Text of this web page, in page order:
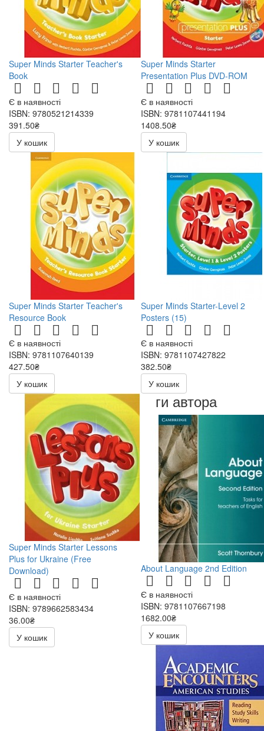
Super Minds Starter Teacher's
Book
Є в наявності
ISBN: 9780521214339
391.50₴
783.00₴
У кошик
Super Minds Starter
Presentation Plus DVD-ROM
Є в наявності
ISBN: 9781107441194
1408.50₴
2817.00₴
У кошик
Super Minds Starter Teacher's
Resource Book
Є в наявності
ISBN: 9781107640139
427.50₴
855.00₴
У кошик
Super Minds Starter-Level 2
Posters (15)
Є в наявності
ISBN: 9781107427822
382.50₴
765.00₴
У кошик
Super Minds Starter Lessons
Plus for Ukraine (Free
Download)
Є в наявності
ISBN: 9789662583434
36.00₴
72.00₴
У кошик
Книги автора
About Language 2nd Edition
Є в наявності
ISBN: 9781107667198
1682.00₴
У кошик